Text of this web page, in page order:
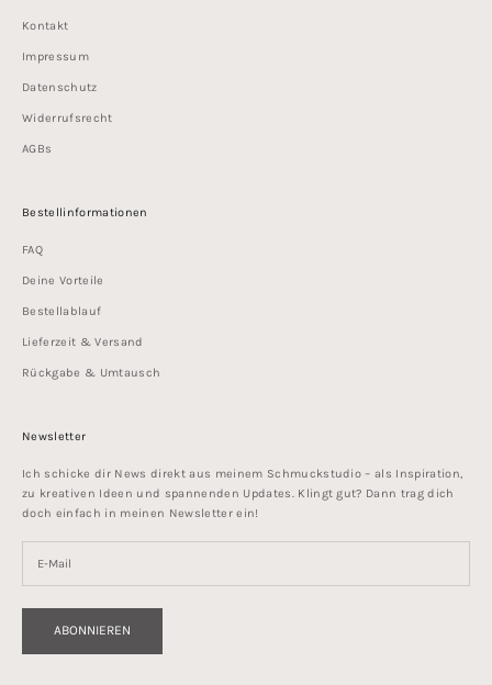
Kontakt
Impressum
Datenschutz
Widerrufsrecht
AGBs
Bestellinformationen
FAQ
Deine Vorteile
Bestellablauf
Lieferzeit & Versand
Rückgabe & Umtausch
Newsletter
Ich schicke dir News direkt aus meinem Schmuckstudio – als Inspiration,
zu kreativen Ideen und spannenden Updates. Klingt gut? Dann trag dich
doch einfach in meinen Newsletter ein!
ABONNIEREN